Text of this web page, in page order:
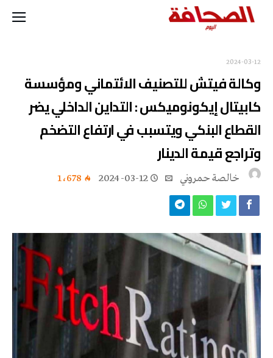
2024-03-12
وكالة فيتش للتصنيف الائتماني ومؤسسة
كابيتال إيكونوميكس : التداين الداخلي يضر
القطاع البنكي ويتسبب في ارتفاع التضخم
وتراجع قيمة الدينار
خالصة حمروني 2024-03-12 1٬678